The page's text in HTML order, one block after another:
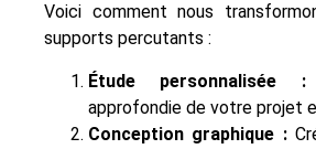
Voici comment nous
supports percutants :
Étude personnalisée :
approfondie de votre projet
Conception graphique :